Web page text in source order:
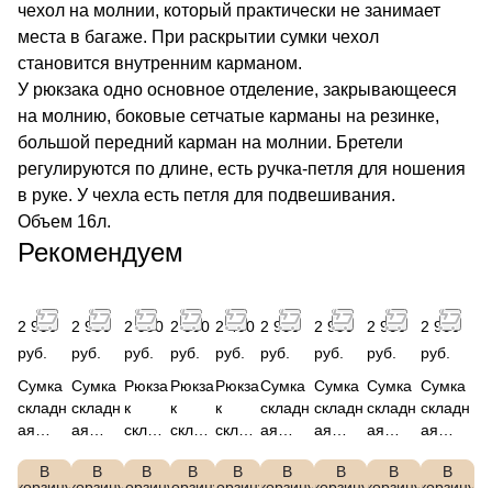
чехол на молнии, который практически не занимает
места в багаже. При раскрытии сумки чехол
становится внутренним карманом.
У рюкзака одно основное отделение, закрывающееся
на молнию, боковые сетчатые карманы на резинке,
большой передний карман на молнии. Бретели
регулируются по длине, есть ручка-петля для ношения
в руке. У чехла есть петля для подвешивания.
Объем 16л.
Рекомендуем
2 990
руб.
Сумка
складн
ая
ная,
В
2 990
руб.
Сумка
складн
ая
ная,
В
2 990
руб.
Рюкза
к
склад
полиэ
В
2 990
руб.
Рюкза
к
склад
полиэ
В
2 490
руб.
Рюкза
к
склад
полиэ
В
2 990
руб.
Сумка
складн
ая
ная,
В
2 990
руб.
Сумка
складн
ая
ная,
В
2 990
руб.
Сумка
складн
ая
ная,
В
2 990
руб.
Сумка
складн
ая
ная,
В